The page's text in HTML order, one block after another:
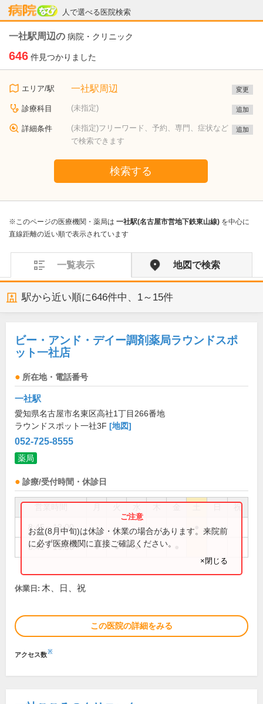
人で選べる医院検索
病院なび
一社駅周辺の 病院・クリニック
646 件見つかりました
エリア/駅 一社駅周辺 変更
診療科目 (未指定) 追加
詳細条件
(未指定)フリーワード、予約、専門、症状など
で検索できます
追加
検索する
※このページの医療機関・薬局は 一社駅(名古屋市営地下鉄東山線) を中心に
直線距離の近い順で表示されています
一覧表示 地図で検索
駅から近い順に646件中、 1～15件
ビー・アンド・デイー調剤薬局ラウンドスポ
ット一社店
所在地・電話番号
一社駅
愛知県名古屋市名東区高社1丁目266番地
ラウンドスポット一社3F [地図]
052-725-8555
薬局
診療/受付時間・休診日
祝
8:45～13:00
8:45～19:30 ● ● ●
お盆(8月中旬)は休診・休業の場合があります。来院前
に必ず医療機関に直接ご確認ください。
×閉じる
休業日: 木、日、祝
この医院の詳細をみる
アクセス数※